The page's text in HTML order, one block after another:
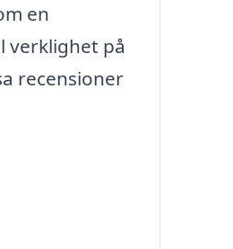
en
verklighet på
recensioner